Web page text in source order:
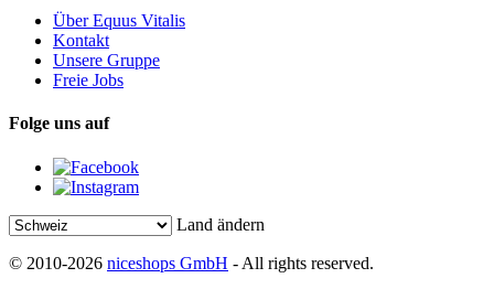
Über Equus Vitalis
Kontakt
Unsere Gruppe
Freie Jobs
Folge uns auf
Land ändern
© 2010-2026 niceshops GmbH - All rights reserved.